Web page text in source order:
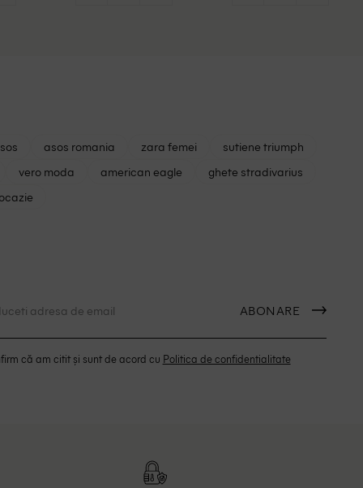
asos romania zara femei
sutiene triumph
vero moda american eagle
ghete stradivarius
ABONARE
că am citit și sunt de acord cu Politica de confidentialitate